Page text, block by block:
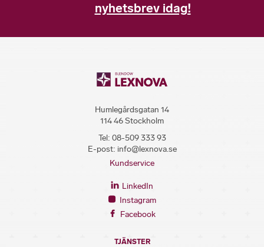
nyhetsbrev idag!
Humlegårdsgatan 14
114 46 Stockholm
Tel: 08-509 333 93
E-post: info@lexnova.se
Kundservice
LinkedIn
Instagram
Facebook
TJÄNSTER